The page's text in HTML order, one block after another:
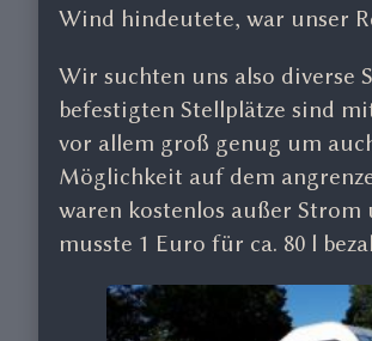
Ostfriesland
22,
Wind hindeutete, war unser
Wir suchten uns also diverse
befestigten Stellplätze sind
vor allem groß genug um
Möglichkeit auf dem
waren kostenlos außer Strom
musste 1 Euro für ca. 80 l